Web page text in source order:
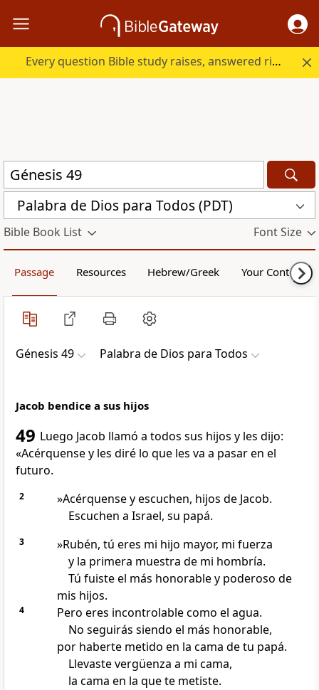
Every question Bible study raises, answered right here.
Palabra de Dios para Todos (PDT)
Bible Book List Font Size
Passage Resources Hebrew/Greek Your Content
Génesis 49 Palabra de Dios para Todos
Jacob bendice a sus hijos
49 Luego Jacob llamó a todos sus hijos y les dijo:
«Acérquense y les diré lo que les va a pasar en el
futuro.
2
»Acérquense y escuchen, hijos de Jacob.
Escuchen a Israel, su papá.
3
»Rubén, tú eres mi hijo mayor, mi fuerza
y la primera muestra de mi hombría.
Tú fuiste el más honorable y poderoso de
mis hijos.
4
Pero eres incontrolable como el agua.
No seguirás siendo el más honorable,
por haberte metido en la cama de tu papá.
Llevaste vergüenza a mi cama,
la cama en la que te metiste.